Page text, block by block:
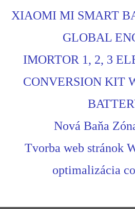
XIAOMI MI SMART
GLOBAL
IMORTOR 1, 2, 3
CONVERSION KIT
Nová Baňa
Tvorba web stránok
optimalizácia